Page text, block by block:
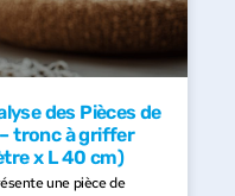
des Pièces de
tronc à griffer
x L 40 cm)
une pièce de